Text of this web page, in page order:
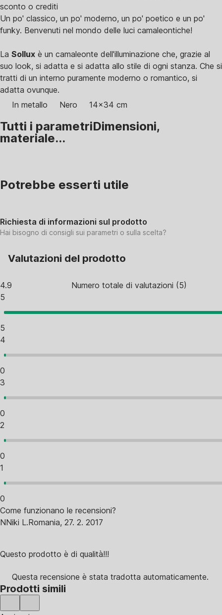
sconto o crediti
Un po' classico, un po' moderno, un po' poetico e un po'
funky. Benvenuti nel mondo delle luci camaleontiche!
La Sollux è un camaleonte dell'illuminazione che, grazie al
suo look, si adatta e si adatta allo stile di ogni stanza. Che si
tratti di un interno puramente moderno o romantico, si
adatta ovunque.
In metallo
Nero 14x34 cm
Tutti i parametriDimensioni,
materiale...
Potrebbe esserti utile
Richiesta di informazioni sul prodotto
Hai bisogno di consigli sui parametri o sulla scelta?
Valutazioni del prodotto
4.9 Numero totale di valutazioni (5)
5
5
4
0
3
0
2
0
1
0
Come funzionano le recensioni?
NNiki L.Romania, 27. 2. 2017
Questo prodotto è di qualità!!!
Questa recensione è stata tradotta automaticamente.
Prodotti simili